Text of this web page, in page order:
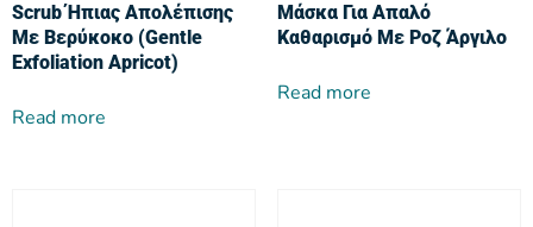
Scrub Ήπιας Απολέπισης
Με Βερύκοκο (Gentle
Exfoliation Apricot)
Read more
Μάσκα Για Απαλό
Καθαρισμό Με Ροζ Άργιλο
Read more